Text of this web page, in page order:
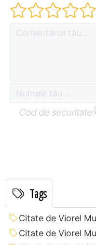
Cod de securitate:
Tags
Citate de Viorel
Citate de Viorel